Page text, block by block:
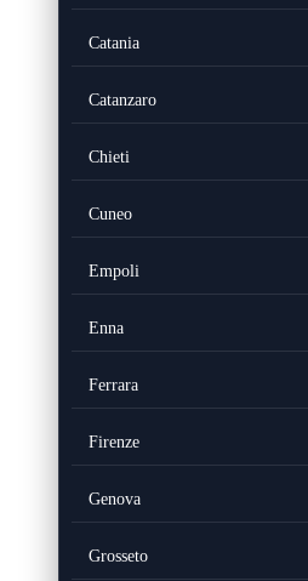
Catania
Catanzaro
Chieti
Cuneo
Empoli
Enna
Ferrara
Firenze
Genova
Grosseto